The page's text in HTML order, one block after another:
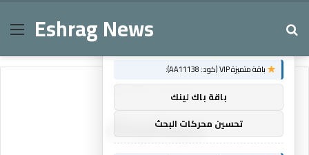
MenuEshrag News
Home/displays
displays
×
باقة متميزة VIP (كود: AA11138):
باقة باك لينك
تحسين محركات البحث